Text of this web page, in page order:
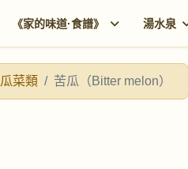
《家的味道·食譜》 湯水泉
瓜菜類 苦瓜（Bitter melon）